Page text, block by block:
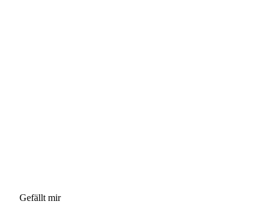
Gefällt mir